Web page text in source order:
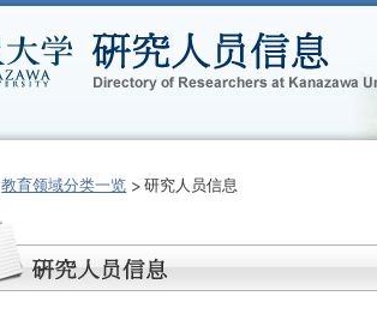
教育领域分类一览 研究人员信息